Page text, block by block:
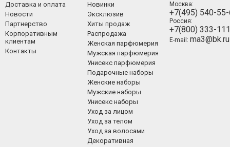
Доставка и оплата
Новости
Партнерство
Корпоративным
клиентам
Контакты
Новинки
Эксклюзив
Хиты продаж
Распродажа
Женская парфюмерия
Мужская парфюмерия
Унисекс парфюмерия
Подарочные наборы
Женские наборы
Мужские наборы
Унисекс наборы
Уход за лицом
Уход за телом
Уход за волосами
Декоративная
Москва:
+7(495) 540-
Россия:
+7(800) 333-
E-mail: ma3@bk.ru